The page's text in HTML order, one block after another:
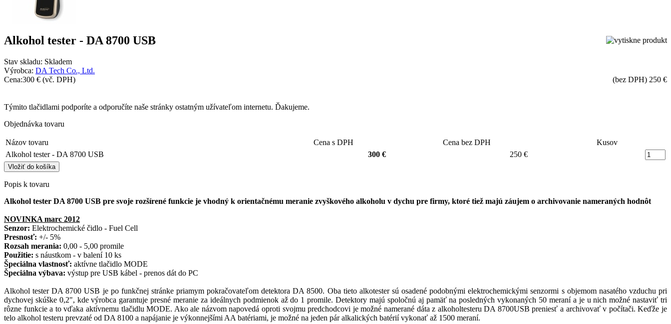
Alkohol tester - DA 8700 USB
Stav skladu: Skladem
Výrobca: DA Tech Co., Ltd.
Cena:300 € (vč. DPH) (bez DPH) 250 €
Týmito tlačidlami podporíte a odporučíte naše stránky ostatným užívateľom internetu. Ďakujeme.
Objednávka tovaru
Názov tovaru Cena s DPH Cena bez DPH
Kusov
Alkohol tester - DA 8700 USB
300 € 250 €
Popis k tovaru
Alkohol tester DA 8700 USB pre svoje rozšírené funkcie je vhodný k orientačnému meranie zvyškového alkoholu v dychu pre firmy, ktoré tiež majú záujem o archivovanie nameraných hodnôt
NOVINKA marc 2012
Senzor: Elektrochemické čidlo - Fuel Cell
Presnosť: +/- 5%
Rozsah merania: 0,00 - 5,00 promile
Použitie: s náustkom - v balení 10 ks
Špeciálna vlastnosť: aktívne tlačidlo MODE
Špeciálna výbava: výstup pre USB kábel - prenos dát do PC
Alkohol tester DA 8700 USB je po funkčnej stránke priamym pokračovateľom detektora DA 8500. Oba tieto alkotester sú osadené podobnými elektrochemickými senzormi s objemom nasatého vzduchu pri
dychovej skúške 0,2", kde výrobca garantuje presné meranie za ideálnych podmienok až do 1 promile. Detektory majú spoločnú aj pamäť na posledných vykonaných 50 meraní a je u nich možné nastaviť tri
rôzne funkcie a to vďaka aktívnemu tlačidlu MODE. Ako ale názvom napovedá oproti svojmu predchodcovi je možné namerané dáta z alkoholtesteru DA 8700USB preniesť a archivovať v počítači. Keďže je
telo alkohol testeru prevzaté od DA 8100 a napájanie je výkonnejšími AA batériami, je možné na jeden pár alkalických batérií vykonať až 1500 meraní.